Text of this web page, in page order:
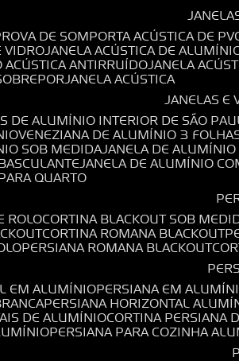
DE SOM PORTA ACÚSTICA DE
VIDRO JANELA ACÚSTICA DE
ANTIRRUÍDO JANELA
JANELA ACÚSTICA
JANELAS
DE ALUMÍNIO INTERIOR DE SÃO
VENEZIANA DE ALUMÍNIO 3
SOB MEDIDA JANELA DE
JANELA DE ALUMÍNIO
QUARTO
ROLO CORTINA BLACKOUT SOB
CORTINA ROMANA BLACKOUT
PERSIANA ROMANA BLACKOUT
EM ALUMÍNIO PERSIANA EM
PERSIANA HORIZONTAL
DE ALUMÍNIO CORTINA PERSIANA
PERSIANA PARA COZINHA